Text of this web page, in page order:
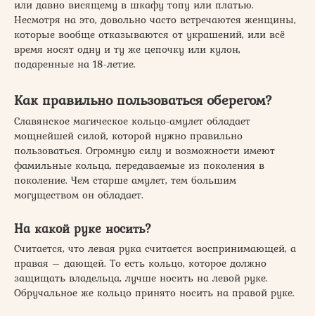
или давно висящему в шкафу топу или платью.
Несмотря на это, довольно часто встречаются женщины,
которые вообще отказываются от украшений, или всё
время носят одну и ту же цепочку или кулон,
подаренные на 18-летие.
Как правильно пользоваться оберегом?
Славянское магическое кольцо-амулет обладает
мощнейшей силой, которой нужно правильно
пользоваться. Огромную силу и возможности имеют
фамильные кольца, передаваемые из поколения в
поколение. Чем старше амулет, тем большим
могуществом он обладает.
На какой руке носить?
Считается, что левая рука считается воспринимающей, а
правая – дающей. То есть кольцо, которое должно
защищать владельца, лучше носить на левой руке.
Обручальное же кольцо принято носить на правой руке.